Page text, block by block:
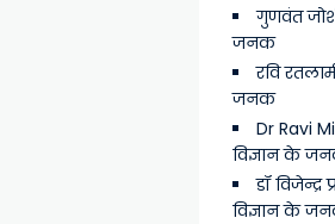
गुणवंत
जनक
रवि
जनक
Dr Ravi
विज्ञान के
डॉ विजेन्द्र
विज्ञान के